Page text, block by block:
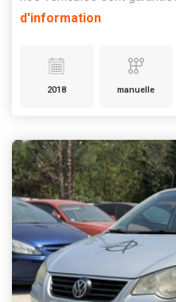
d'information
2018 manuelle